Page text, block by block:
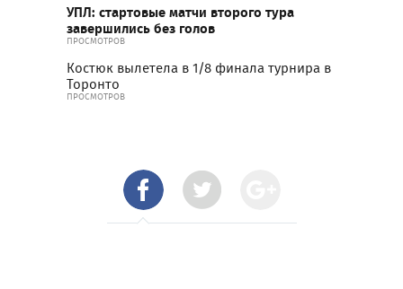
УПЛ: стартовые матчи второго тура
завершились без голов
ПРОСМОТРОВ
Костюк вылетела в 1/8 финала турнира в
Торонто
ПРОСМОТРОВ